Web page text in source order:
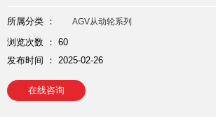
所属分类 ： AGV从动轮系列
浏览次数 ： 60
发布时间 ： 2025-02-26
在线咨询